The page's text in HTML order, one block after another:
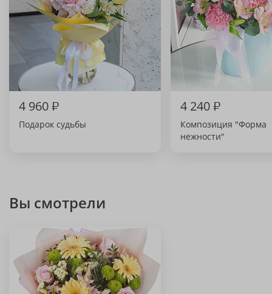
4 960₽
Подарок судьбы
4 240₽
Композиция "Форма
нежности"
Вы смотрели